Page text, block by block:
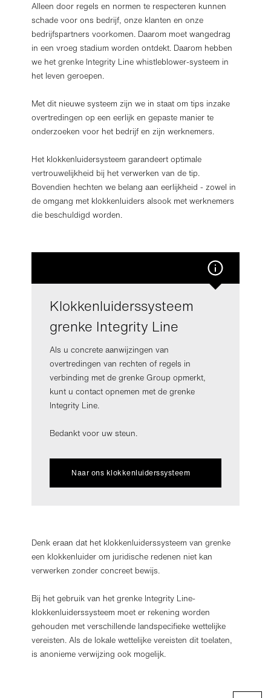
Alleen door regels en normen te respecteren kunnen
schade voor ons bedrijf, onze klanten en onze
bedrijfspartners voorkomen. Daarom moet wangedrag
in een vroeg stadium worden ontdekt. Daarom hebben
we het grenke Integrity Line whistleblower-systeem in
het leven geroepen.
Met dit nieuwe systeem zijn we in staat om tips inzake
overtredingen op een eerlijk en gepaste manier te
onderzoeken voor het bedrijf en zijn werknemers.
Het klokkenluidersysteem garandeert optimale
vertrouwelijkheid bij het verwerken van de tip.
Bovendien hechten we belang aan eerlijkheid - zowel in
de omgang met klokkenluiders alsook met werknemers
die beschuldigd worden.
Klokkenluiderssysteem
grenke Integrity Line
Als u concrete aanwijzingen van
overtredingen van rechten of regels in
verbinding met de grenke Group opmerkt,
kunt u contact opnemen met de grenke
Integrity Line.
Bedankt voor uw steun.
Naar ons klokkenluiderssysteem
Denk eraan dat het klokkenluiderssysteem van grenke
een klokkenluider om juridische redenen niet kan
verwerken zonder concreet bewijs.
Bij het gebruik van het grenke Integrity Line-
klokkenluiderssysteem moet er rekening worden
gehouden met verschillende landspecifieke wettelijke
vereisten. Als de lokale wettelijke vereisten dit toelaten,
is anonieme verwijzing ook mogelijk.